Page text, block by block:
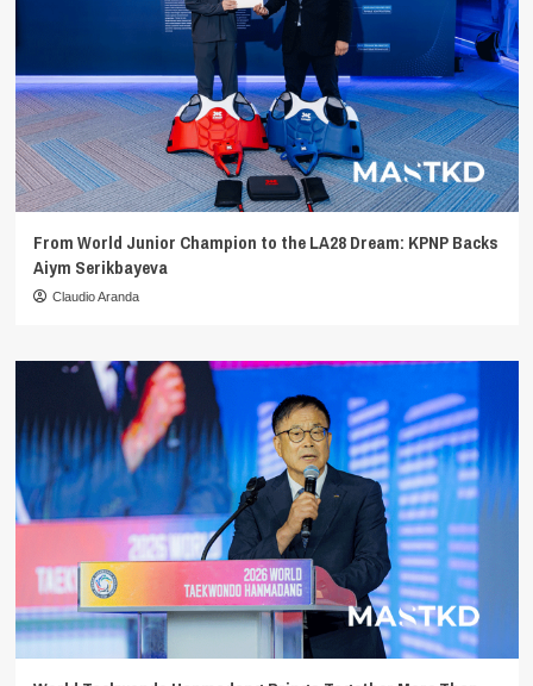
From World Junior Champion to the LA28 Dream: KPNP Backs
Aiym Serikbayeva
Claudio Aranda